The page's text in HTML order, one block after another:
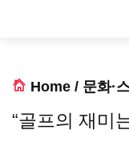
Home / 문화·
“골프의 재미